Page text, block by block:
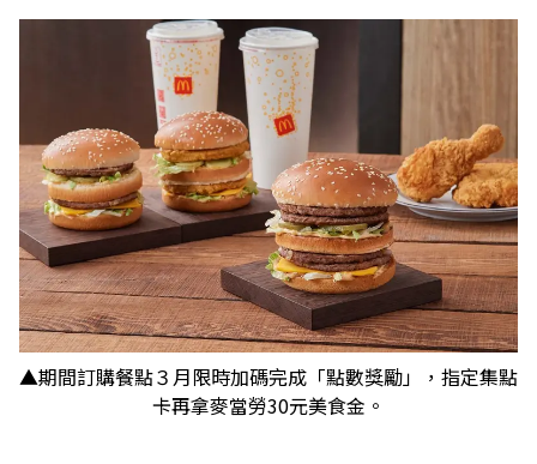
▲期間訂購餐點３月限時加碼完成「點數獎勵」，指定集點
卡再拿麥當勞30元美食金。